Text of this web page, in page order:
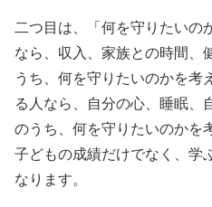
二つ目は、「何を守りたいの
なら、収入、家族との時間、
うち、何を守りたいのかを考
る人なら、自分の心、睡眠、
のうち、何を守りたいのかを
子どもの成績だけでなく、学
なります。